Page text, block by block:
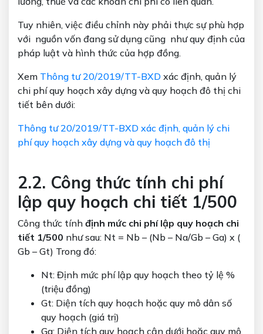
Tuy nhiên, việc điều chỉnh này phải thực sự phù hợp
với nguồn vốn đang sử dụng cũng như quy định của
pháp luật và hình thức của hợp đồng.
Xem Thông tư 20/2019/TT-BXD xác định, quản lý
chi phí quy hoạch xây dựng và quy hoạch đô thị chi
tiết bên dưới:
Thông tư 20/2019/TT-BXD xác định, quản lý chi
phí quy hoạch xây dựng và quy hoạch đô thị
2.2. Công thức tính chi phí
lập quy hoạch chi tiết 1/500
Công thức tính định mức chi phí lập quy hoạch chi
tiết 1/500 như sau: Nt = Nb – (Nb – Na/Gb – Ga) x (
Gb – Gt) Trong đó:
Nt: Định mức phí lập quy hoạch theo tỷ lệ %
(triệu đồng)
Gt: Diện tích quy hoạch hoặc quy mô dân số
quy hoạch (giá trị)
Ga: Diện tích quy hoạch cận dưới hoặc quy mô